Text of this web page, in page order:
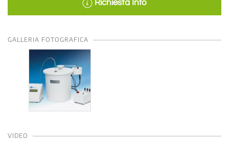
Richiesta Info
GALLERIA FOTOGRAFICA
VIDEO